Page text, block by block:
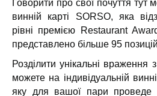
Говорити про свої почуття
винній карті SORSO, яка
рівні премією Restaurant
представлено більше 95
Розділити унікальні
можете на індивідуальній
яку для вашої пари проведе